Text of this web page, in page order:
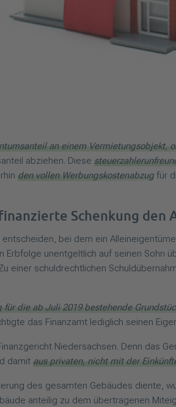
an einem Vermietungsobjekt,
abziehen. Diese
den vollen Werbungskostenabzug für
Schenkung den
bei dem ein
unentgeltlich auf seinen Sohn
einer schuldrechtlichen
die ab Juli 2019 bestehende
das Finanzamt lediglich seinen
Niedersachsen. Denn das
damit aus privaten, nicht mit der
des gesamten Gebäudes diente,
anteilig zu dem übertragenen